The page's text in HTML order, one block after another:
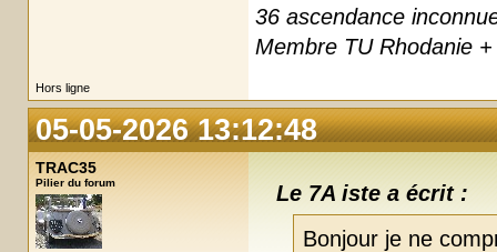
36 ascendance
Membre TU Rhodanie
Hors ligne
05-05-2026 13:12:48
TRAC35
Pilier du forum
Le 7A iste a écrit :
Bonjour je ne